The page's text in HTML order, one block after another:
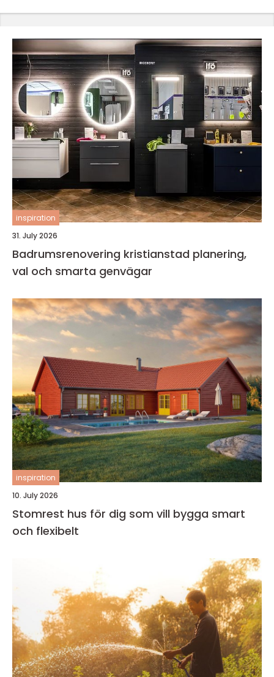
inspiration
31. July 2026
Badrumsrenovering kristianstad planering,
val och smarta genvägar
inspiration
10. July 2026
Stomrest hus för dig som vill bygga smart
och flexibelt